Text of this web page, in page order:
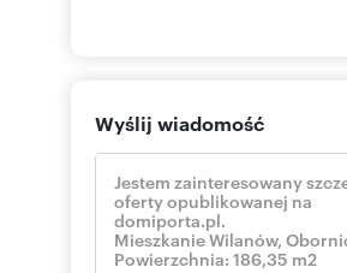
Wyślij wiadomość